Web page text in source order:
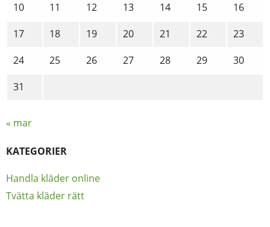
10
11 12 13 14 15
16
17
18 19 20 21 22
23
24
25 26 27 28 29
30
31
« mar
KATEGORIER
Handla kläder online
Tvätta kläder rätt